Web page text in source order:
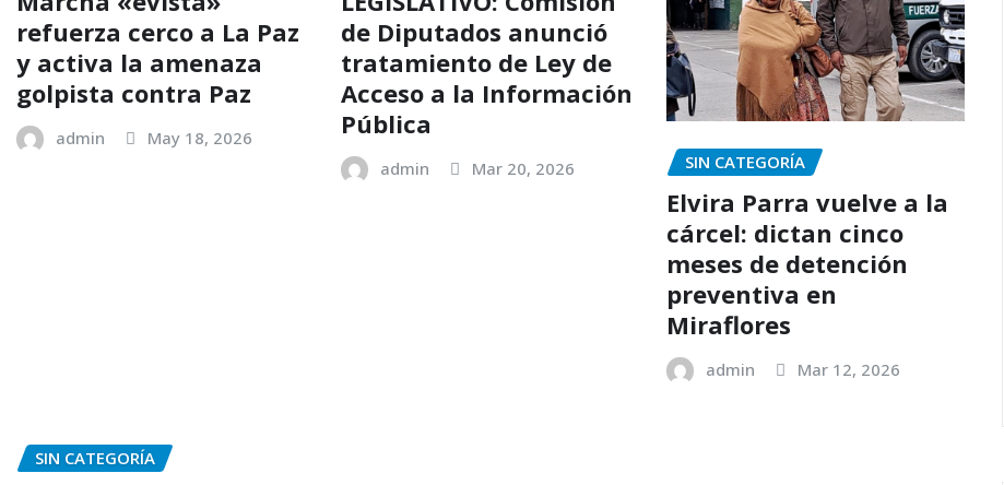
refuerza cerco a La Paz
y activa la amenaza
golpista contra Paz
admin May 18, 2026
de Diputados anunció
tratamiento de Ley de
Acceso a la Información
Pública
admin Mar 20, 2026 SIN CATEGORÍA
Elvira Parra vuelve a la
cárcel: dictan cinco
meses de detención
preventiva en
Miraflores
admin Mar 12, 2026
SIN CATEGORÍA